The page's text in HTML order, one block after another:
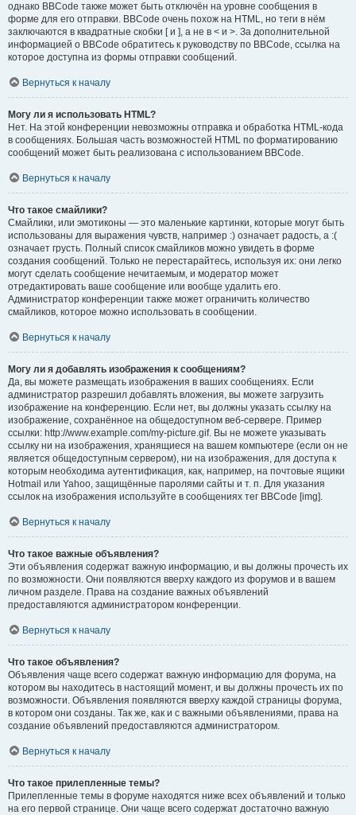
однако BBCode также может быть отключён на уровне сообщения в
форме для его отправки. BBCode очень похож на HTML, но теги в нём
заключаются в квадратные скобки [ и ], а не в < и >. За дополнительной
информацией о BBCode обратитесь к руководству по BBCode, ссылка на
которое доступна из формы отправки сообщений.
Вернуться к началу
Могу ли я использовать HTML?
Нет. На этой конференции невозможны отправка и обработка HTML-кода
в сообщениях. Большая часть возможностей HTML по форматированию
сообщений может быть реализована с использованием BBCode.
Вернуться к началу
Что такое смайлики?
Смайлики, или эмотиконы — это маленькие картинки, которые могут быть
использованы для выражения чувств, например :) означает радость, а :(
означает грусть. Полный список смайликов можно увидеть в форме
создания сообщений. Только не перестарайтесь, используя их: они легко
могут сделать сообщение нечитаемым, и модератор может
отредактировать ваше сообщение или вообще удалить его.
Администратор конференции также может ограничить количество
смайликов, которое можно использовать в сообщении.
Вернуться к началу
Могу ли я добавлять изображения к сообщениям?
Да, вы можете размещать изображения в ваших сообщениях. Если
администратор разрешил добавлять вложения, вы можете загрузить
изображение на конференцию. Если нет, вы должны указать ссылку на
изображение, сохранённое на общедоступном веб-сервере. Пример
ссылки: http://www.example.com/my-picture.gif. Вы не можете указывать
ссылку ни на изображения, хранящиеся на вашем компьютере (если он не
является общедоступным сервером), ни на изображения, для доступа к
которым необходима аутентификация, как, например, на почтовые ящики
Hotmail или Yahoo, защищённые паролями сайты и т. п. Для указания
ссылок на изображения используйте в сообщениях тег BBCode [img].
Вернуться к началу
Что такое важные объявления?
Эти объявления содержат важную информацию, и вы должны прочесть их
по возможности. Они появляются вверху каждого из форумов и в вашем
личном разделе. Права на создание важных объявлений
предоставляются администратором конференции.
Вернуться к началу
Что такое объявления?
Объявления чаще всего содержат важную информацию для форума, на
котором вы находитесь в настоящий момент, и вы должны прочесть их по
возможности. Объявления появляются вверху каждой страницы форума,
в котором они созданы. Так же, как и с важными объявлениями, права на
создание объявлений предоставляются администратором.
Вернуться к началу
Что такое прилепленные темы?
Прилепленные темы в форуме находятся ниже всех объявлений и только
на его первой странице. Они чаще всего содержат достаточно важную